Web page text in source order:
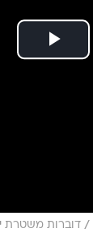
/ דוברות משטרת